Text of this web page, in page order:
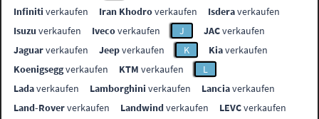
Infiniti verkaufen Iran Khodroverkaufen Isderaverkaufen
Isuzu verkaufen Ivecoverkaufen J JACverkaufen
Jaguarverkaufen Jeepverkaufen K Kiaverkaufen
Koenigseggverkaufen KTM verkaufen
L
Ladaverkaufen Lamborghini verkaufen Lanciaverkaufen
Land-Roververkaufen Landwindverkaufen LEVCverkaufen